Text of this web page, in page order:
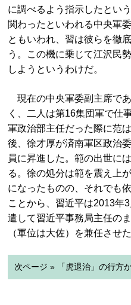
に調べるよう指示したとい
関わったといわれる中央軍
ともいわれ、習は彼らを徹
う。この機に乗じて江沢民
しようというわけだ。
現在の中央軍委副主席で
く、二人は第16集団軍で仕
軍政治部主任だった際に范
後、徐才厚が済南軍区政治
員に昇進した。範の出世に
る。徐の処分は範を震え上
になったものの、それでも
ことから、習近平は2013年
遣して習近平事務局主任の
（軍位は大佐）を兼任させ
次ページ » 「虎退治」の行方